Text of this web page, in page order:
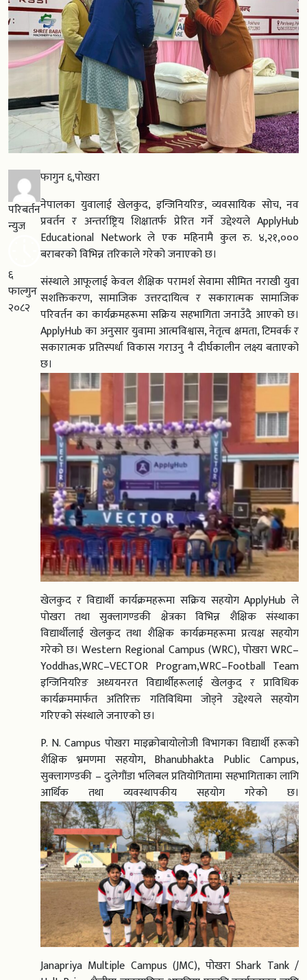
परिबर्तन
न्युज
६
फाल्गुन
२०८२
फागुन ६,पोखरा
नेपालका युवालाई खेलकुद, इन्जिनियरिङ, व्यवसायिक सोच, नव
प्रवर्तन र अन्तर्राष्ट्रिय शिक्षातर्फ प्रेरित गर्ने उद्देश्यले ApplyHub
Educational Network ले एक महिनामै कुल रु. ४,२१,०००
बराबरको विभिन्न तरिकाले गरेको जनाएको छ।
संस्थाले आफूलाई केवल शैक्षिक परामर्श सेवामा सीमित नराखी युवा
सशक्तिकरण, सामाजिक उत्तरदायित्व र सकारात्मक सामाजिक
परिवर्तन का कार्यक्रमहरूमा सक्रिय सहभागिता जनाउँदै आएको छ।
ApplyHub का अनुसार युवामा आत्मविश्वास, नेतृत्व क्षमता, टिमवर्क र
सकारात्मक प्रतिस्पर्धा विकास गराउनु नै दीर्घकालीन लक्ष्य बताएको
छ।
खेलकुद र विद्यार्थी कार्यक्रमहरूमा सक्रिय सहयोग ApplyHub ले
पोखरा तथा सुक्लागण्डकी क्षेत्रका विभिन्न शैक्षिक संस्थाका
विद्यार्थीलाई खेलकुद तथा शैक्षिक कार्यक्रमहरूमा प्रत्यक्ष सहयोग
गरेको छ। Western Regional Campus (WRC), पोखरा WRC–
Yoddhas,WRC–VECTOR Program,WRC–Football Team
इन्जिनियरिङ अध्ययनरत विद्यार्थीहरूलाई खेलकुद र प्राविधिक
कार्यक्रममार्फत अतिरिक्त गतिविधिमा जोड्ने उद्देश्यले सहयोग
गरिएको संस्थाले जनाएको छ।
P. N. Campus पोखरा माइक्रोबायोलोजी विभागका विद्यार्थी हरूको
शैक्षिक भ्रमणमा सहयोग, Bhanubhakta Public Campus,
सुक्लागण्डकी – दुलेगौंडा भलिबल प्रतियोगितामा सहभागिताका लागि
आर्थिक तथा व्यवस्थापकीय सहयोग गरेको छ।
Janapriya Multiple Campus (JMC), पोखरा Shark Tank /